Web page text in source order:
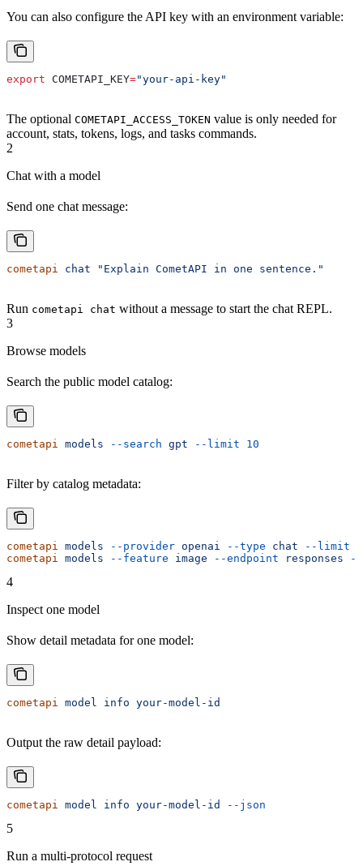
You can also configure the API key with an environment variable:
export COMETAPI_KEY="your-api-key"
The optional COMETAPI_ACCESS_TOKEN value is only needed for
account, stats, tokens, logs, and tasks commands.
2
Chat with a model
Send one chat message:
cometapi chat "Explain CometAPI in one sentence."
Run cometapi chat without a message to start the chat REPL.
3
Browse models
Search the public model catalog:
cometapi models --search gpt --limit 10
Filter by catalog metadata:
cometapi models --provider openai --type chat --limit
cometapi models --feature image --endpoint responses --
4
Inspect one model
Show detail metadata for one model:
cometapi model info your-model-id
Output the raw detail payload:
cometapi model info your-model-id --json
5
Run a multi-protocol request